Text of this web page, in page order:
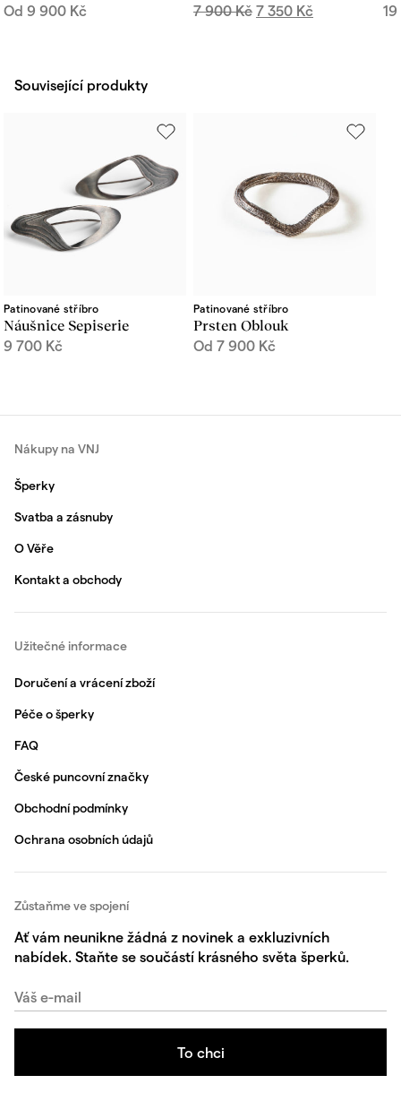
Od 9 900 Kč
7 900Kč Původní
7 350 Kč
Související produkty
Patinované stříbro
Náušnice Sepiserie
9 700 Kč
Patinované stříbro
Prsten Oblouk
Od 7 900 Kč
Nákupy na VNJ
Šperky
Svatba a zásnuby
O Věře
Kontakt a obchody
Užitečné informace
Doručení a vrácení zboží
Péče o šperky
FAQ
České puncovní značky
Obchodní podmínky
Ochrana osobních údajů
Zůstaňme ve spojení
Ať vám neunikne žádná z novinek a exkluzivních
nabídek. Staňte se součástí krásného světa šperků.